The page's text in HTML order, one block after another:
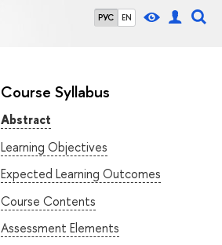
РУС EN
Course Syllabus
Abstract
Learning Objectives
Expected Learning Outcomes
Course Contents
Assessment Elements